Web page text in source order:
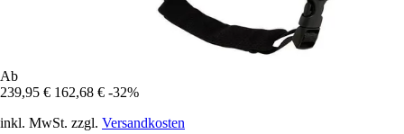
Ab
239,95 € 162,68 € -32%
inkl. MwSt. zzgl. Versandkosten